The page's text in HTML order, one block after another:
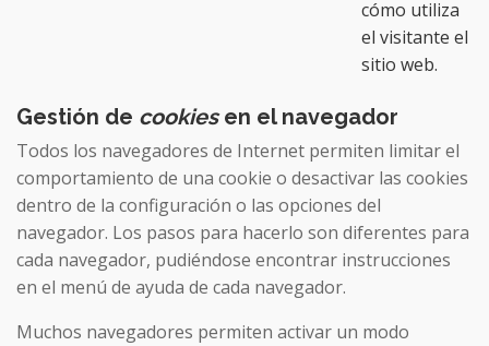
cómo utiliza
el visitante el
sitio web.
Gestión de cookiesen el navegador
Todos los navegadores de Internet permiten limitar el
comportamiento de una cookie o desactivar las cookies
dentro de la configuración o las opciones del
navegador. Los pasos para hacerlo son diferentes para
cada navegador, pudiéndose encontrar instrucciones
en el menú de ayuda de cada navegador.
Muchos navegadores permiten activar un modo